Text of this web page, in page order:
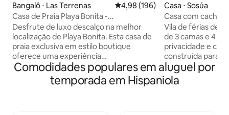
Bangalô ⋅ Las Terrenas 4,98 de uma avaliação média de
4,98 (196)
Casa de Praia Playa Bonita -
verdadeiramente à beira-mar!
Desfrute de luxo descalço na melhor
localização de Playa Bonita. Esta casa de
praia exclusiva em estilo boutique
oferece uma experiência
verdadeiramente à beira-mar, sem
família (máx. 4 pessoas), combina
Casa ⋅ Sosúa
Casa com
Vila de férias de
de 3 camas e 4
privacidade e
construída para
todos os quartos.
segurança 24
vistas da piscina
Comodidades populares em aluguel por
temporada em Hispaniola